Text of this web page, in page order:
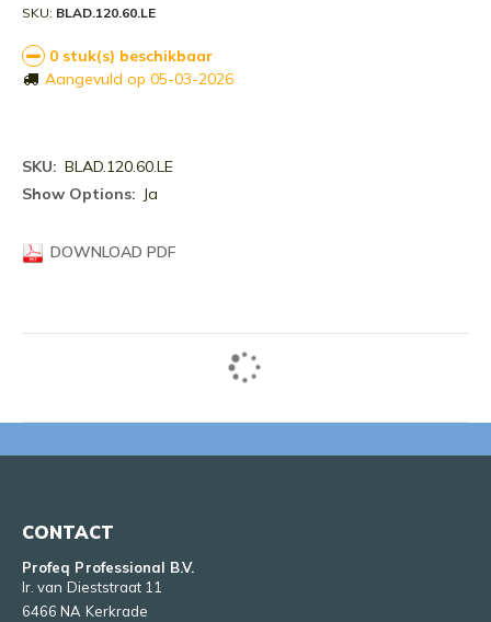
SKU BLAD.120.60.LE
0 stuk(s) beschikbaar
Aangevuld op 05-03-2026
Meer
informatie
BLAD.120.60.LE
Ja
DOWNLOAD PDF
CONTACT
Profeq Professional B.V.
Ir. van Dieststraat 11
6466 NA Kerkrade